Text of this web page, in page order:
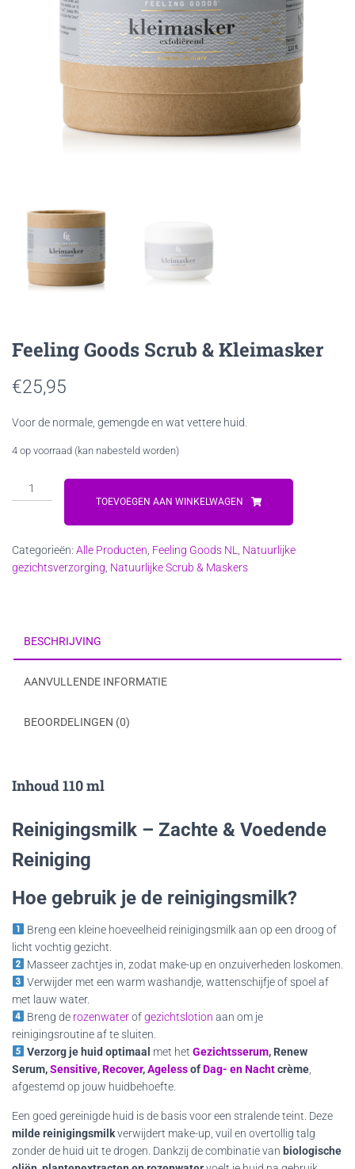
Feeling Goods Scrub & Kleimasker
€25,95
Voor de normale, gemengde en wat vettere huid.
4 op voorraad (kan nabesteld worden)
Feeling
Goods
Kleimasker
aantal
TOEVOEGEN AAN WINKELWAGEN
Categorieën: Alle Producten Feeling Goods NL
Natuurlijke
gezichtsverzorging Natuurlijke Scrub & Maskers
BESCHRIJVING
AANVULLENDE INFORMATIE
BEOORDELINGEN (0)
Inhoud 110 ml
Reinigingsmilk – Zachte & Voedende
Reiniging
Hoe gebruik je de reinigingsmilk?
Breng een kleine hoeveelheid reinigingsmilk aan op een droog of
licht vochtig gezicht.
Masseer zachtjes in, zodat make-up en onzuiverheden loskomen.
Verwijder met een warm washandje, wattenschijfje of spoel af
met lauw water.
Breng de rozenwaterofgezichtslotion aan om je
reinigingsroutine af te sluiten.
Verzorg je huid optimaal met het Gezichtsserum, Renew
Serum,Sensitive,Recover,AgelessofDag- en Nachtcrème
afgestemd op jouw huidbehoefte.
Een goed gereinigde huid is de basis voor een stralende teint. Deze
milde reinigingsmilkverwijdert make-up, vuil en overtollig talg
zonder de huid uit te drogen. Dankzij de combinatie van biologische